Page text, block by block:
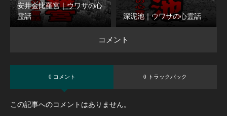
安井金比羅宮｜ウワサの心
霊話
深泥池｜ウワサの心霊話
コメント
0 コメント 0 トラックバック
この記事へのコメントはありません。